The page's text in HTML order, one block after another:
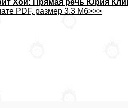
Хой: Прямая речь Юрия
PDF, размер 3.3 Мб>>>